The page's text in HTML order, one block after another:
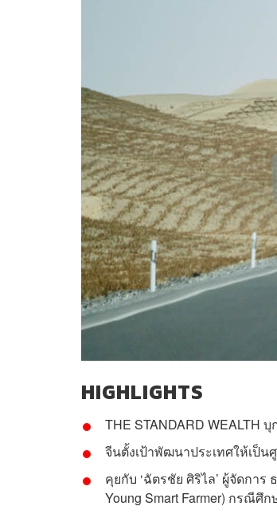
HIGHLIGHTS
THE STANDARD WEALTH
จีนตั้งเป้าพัฒนาประเทศให้เป็
คุยกับ ‘ฉัตรชัย ศิริไล’ ผู้จัดกา
Young Smart Farmer) กรณีศึก